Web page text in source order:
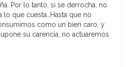
Por lo tanto, si se derrocha, no
lo que cuesta…Hasta que no
como un bien caro, y
su carencia, no actuaremos